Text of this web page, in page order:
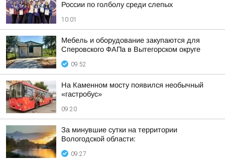
России по голболу среди слепых
10:01
Мебель и оборудование закупаются для
Сперовского ФАПа в Вытегорском округе
09:52
На Каменном мосту появился необычный
«гастробус»
09:20
За минувшие сутки на территории
Вологодской области:
09:27